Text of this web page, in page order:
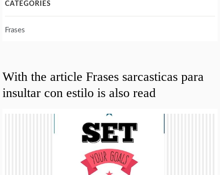
CATEGORIES
Frases
With the article Frases sarcasticas para
insultar con estilo is also read